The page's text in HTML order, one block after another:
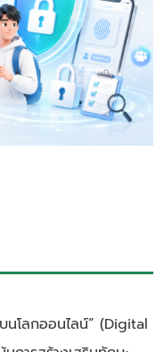
นโลกออนไลน์” (Digital